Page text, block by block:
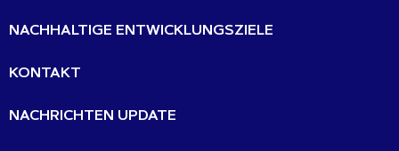
NACHHALTIGE ENTWICKLUNGSZIELE
KONTAKT
NACHRICHTEN UPDATE